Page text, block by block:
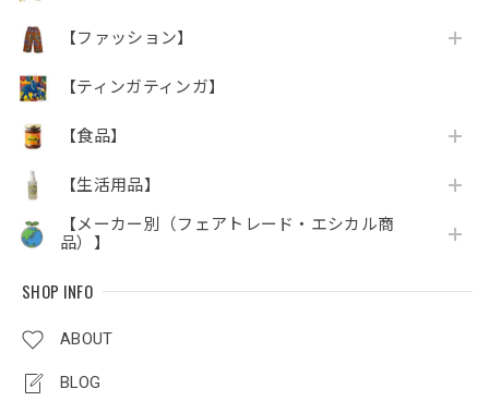
【ファッション】
【ティンガティンガ】
【食品】
【生活用品】
【メーカー別（フェアトレード・エシカル商
品）】
SHOP INFO
ABOUT
BLOG